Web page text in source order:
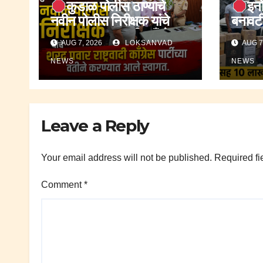
कुडाळ पोलीस ठाण्याचे
नवीन पोलीस निरीक्षक यांचे
शरद पवार राष्ट्रवादी काँग्रेस
पार्टीच्या वतीने करण्यात आले
स्वागत.
AUG 7, 2026 LOKSANVAD
NEWS
राज्य
हजार
AUG
NEWS
Leave a Reply
Your email address will not be published. Required
Comment*